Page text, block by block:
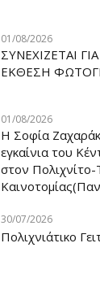
01/08/2026
ΣΥΝΕΧΙΖΕΤΑΙ
ΕΚΘΕΣΗ
01/08/2026
Η Σοφία
εγκαίνια του
στον Πολιχνίτο-
30/07/2026
Πολιχνιάτικο